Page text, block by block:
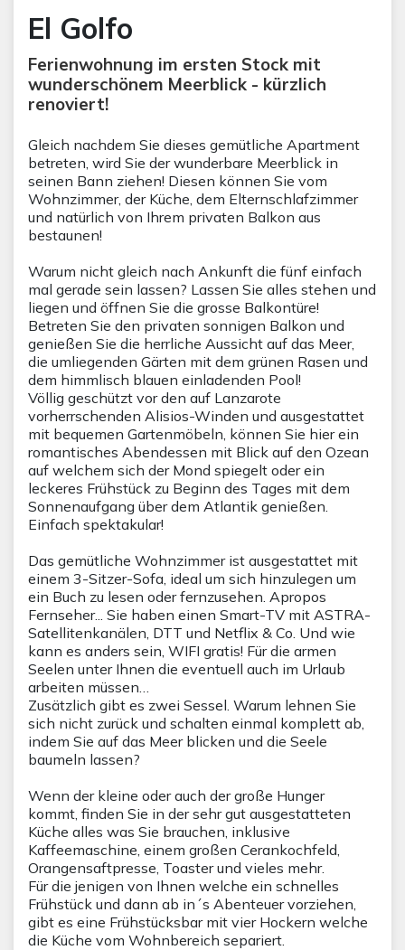
El Golfo
Ferienwohnung im ersten Stock mit
wunderschönem Meerblick - kürzlich
renoviert!
Gleich nachdem Sie dieses gemütliche Apartment
betreten, wird Sie der wunderbare Meerblick in
seinen Bann ziehen! Diesen können Sie vom
Wohnzimmer, der Küche, dem Elternschlafzimmer
und natürlich von Ihrem privaten Balkon aus
bestaunen!
Warum nicht gleich nach Ankunft die fünf einfach
mal gerade sein lassen? Lassen Sie alles stehen und
liegen und öffnen Sie die grosse Balkontüre!
Betreten Sie den privaten sonnigen Balkon und
genießen Sie die herrliche Aussicht auf das Meer,
die umliegenden Gärten mit dem grünen Rasen und
dem himmlisch blauen einladenden Pool!
Völlig geschützt vor den auf Lanzarote
vorherrschenden Alisios-Winden und ausgestattet
mit bequemen Gartenmöbeln, können Sie hier ein
romantisches Abendessen mit Blick auf den Ozean
auf welchem sich der Mond spiegelt oder ein
leckeres Frühstück zu Beginn des Tages mit dem
Sonnenaufgang über dem Atlantik genießen.
Einfach spektakular!
Das gemütliche Wohnzimmer ist ausgestattet mit
einem 3-Sitzer-Sofa, ideal um sich hinzulegen um
ein Buch zu lesen oder fernzusehen. Apropos
Fernseher... Sie haben einen Smart-TV mit ASTRA-
Satellitenkanälen, DTT und Netflix & Co. Und wie
kann es anders sein, WIFI gratis! Für die armen
Seelen unter Ihnen die eventuell auch im Urlaub
arbeiten müssen…
Zusätzlich gibt es zwei Sessel. Warum lehnen Sie
sich nicht zurück und schalten einmal komplett ab,
indem Sie auf das Meer blicken und die Seele
baumeln lassen?
Wenn der kleine oder auch der große Hunger
kommt, finden Sie in der sehr gut ausgestatteten
Küche alles was Sie brauchen, inklusive
Kaffeemaschine, einem großen Cerankochfeld,
Orangensaftpresse, Toaster und vieles mehr.
Für die jenigen von Ihnen welche ein schnelles
Frühstück und dann ab in´s Abenteuer vorziehen,
gibt es eine Frühstücksbar mit vier Hockern welche
die Küche vom Wohnbereich separiert.